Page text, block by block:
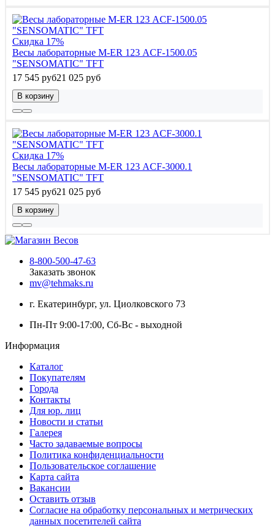
Скидка 17%
Весы лабораторные M-ER 123 АCF-1500.05
"SENSOMATIC" TFT
17 545 руб21 025 руб
В корзину
Скидка 17%
Весы лабораторные M-ER 123 АCF-3000.1
"SENSOMATIC" TFT
17 545 руб21 025 руб
В корзину
8-800-500-47-63
Заказать звонок
mv@tehmaks.ru
г. Екатеринбург, ул. Циолковского 73
Пн-Пт 9:00-17:00, Сб-Вс - выходной
Информация
Каталог
Покупателям
Города
Контакты
Для юр. лиц
Новости и статьи
Галерея
Часто задаваемые вопросы
Политика конфиденциальности
Пользовательское соглашение
Карта сайта
Вакансии
Оставить отзыв
Согласие на обработку персональных и метрических
данных посетителей сайта